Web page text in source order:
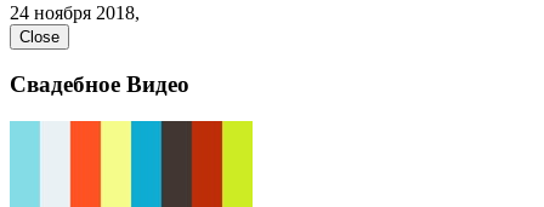
24 ноября 2018,
Close
Свадебное Видео